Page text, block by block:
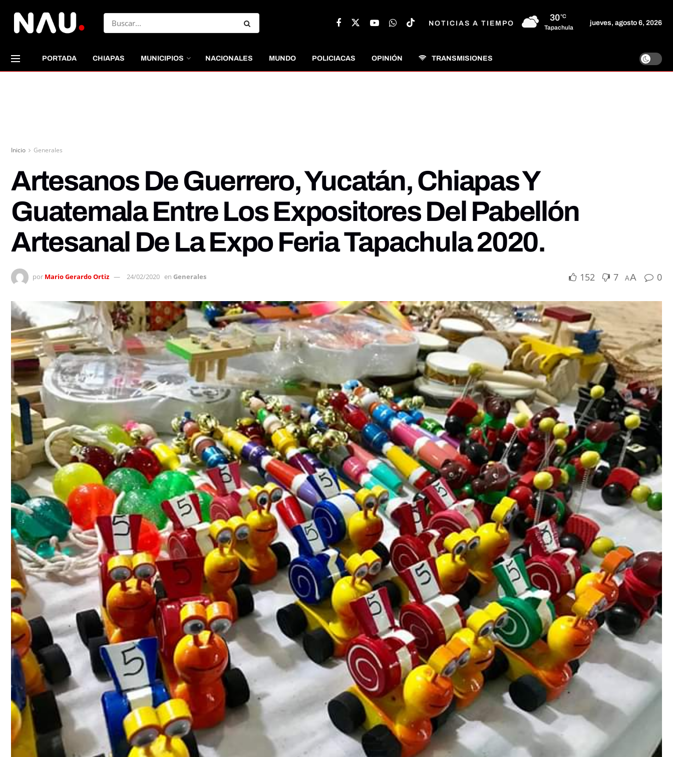
NOTICIAS A TIEMPO
30°C
Tapachula
jueves, agosto 6, 2026
PORTADA CHIAPAS MUNICIPIOS NACIONALES MUNDO POLICIACAS OPINIÓN TRANSMISIONES
Inicio Generales
Artesanos De Guerrero, Yucatán, Chiapas Y
Guatemala Entre Los Expositores Del Pabellón
Artesanal De La Expo Feria Tapachula 2020.
por Mario Gerardo Ortiz 24/02/2020 en Generales 152 7 AA 0